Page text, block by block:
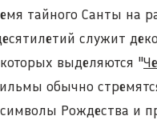
тайного Санты на
служит
выделяются "
обычно
Рождества и